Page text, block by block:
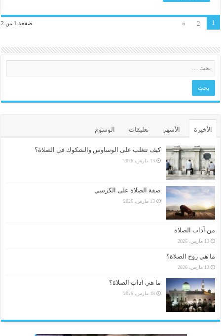
صفحة 1 من 2 1
2
»
الأخيرة الأشهر تعليقات الوسوم
كيف تتغلب على الوساوس والشكوك في الصلاة؟
13 مارس، 2026
صفة الصلاة على الكرسي
13 مارس، 2026
من آداب الصلاة
13 مارس، 2026
ما هي روح الصلاة؟
13 مارس، 2026
ما هي آداب الصلاة؟
13 مارس، 2026